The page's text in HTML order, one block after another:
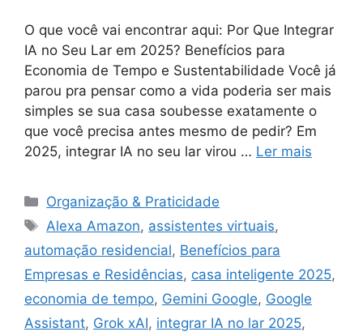
O que você vai encontrar aqui: Por Que Integrar
IA no Seu Lar em 2025? Benefícios para
Economia de Tempo e Sustentabilidade Você já
parou pra pensar como a vida poderia ser mais
simples se sua casa soubesse exatamente o
que você precisa antes mesmo de pedir? Em
2025, integrar IA no seu lar virou … Ler mais
Categorias
Organização & Praticidade
Tags
Alexa Amazon, assistentes virtuais,
automação residencial, Benefícios para
Empresas e Residências, casa inteligente 2025,
economia de tempo, Gemini Google, Google
Assistant, Grok xAI, integrar IA no lar 2025,